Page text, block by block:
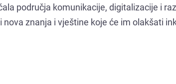
područja komunikacije, digitalizacije i
znanja i vještine koje će im olakšati